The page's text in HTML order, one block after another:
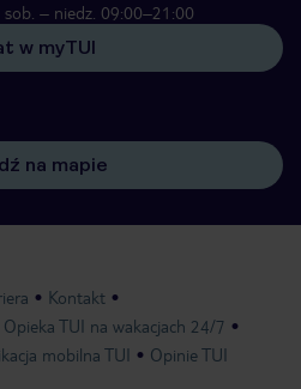
– niedz. 09:00–21:00
w myTUI
na mapie
Kontakt
Opieka TUI na wakacjach 24/7
mobilna TUI Opinie TUI